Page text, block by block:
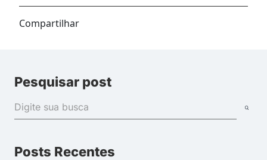
Compartilhar
Pesquisar post
Posts Recentes